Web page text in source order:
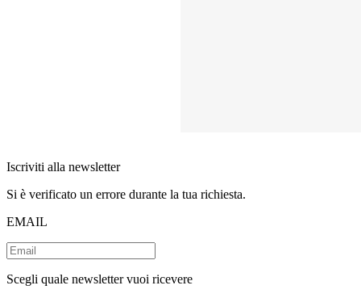
Iscriviti alla newsletter
Si è verificato un errore durante la tua richiesta.
EMAIL
Scegli quale newsletter vuoi ricevere